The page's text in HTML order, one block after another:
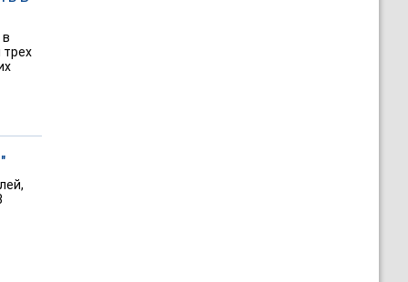
трех